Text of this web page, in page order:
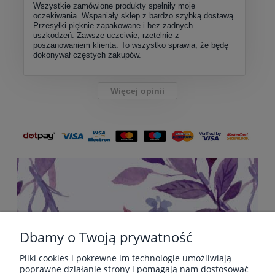
Wszystkie zamówione produkty spełniły moje
oczekiwania. Wspaniały sklep z bardzo szybką dostawą.
Przesyłki pięknie zapakowane i bez żadnych
uszkodzeń. Zawsze uczciwie, rzetelnie z
poszanowaniem klienta. To wszystko sprawia, że będę
dokonywał częstych zakupów.
Więcej opinii
POMOC
Dbamy o Twoją prywatność
Pliki cookies i pokrewne im technologie umożliwiają
poprawne działanie strony i pomagają nam dostosować